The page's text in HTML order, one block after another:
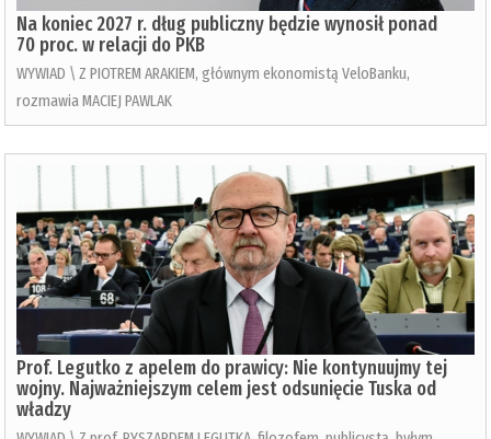
Na koniec 2027 r. dług publiczny będzie wynosił ponad
70 proc. w relacji do PKB
WYWIAD \ Z PIOTREM ARAKIEM, głównym ekonomistą VeloBanku,
rozmawia MACIEJ PAWLAK
Prof. Legutko z apelem do prawicy: Nie kontynuujmy tej
wojny. Najważniejszym celem jest odsunięcie Tuska od
władzy